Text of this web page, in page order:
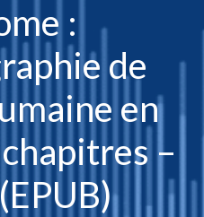
:
de
en
–